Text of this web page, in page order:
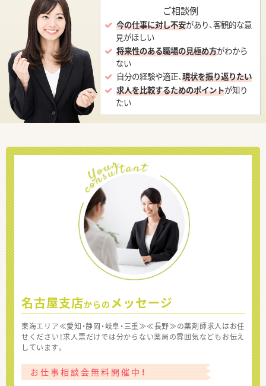
ご相談例
今の仕事に対し不安があり、客観的な意
見がほしい
将来性のある職場の見極め方がわから
ない
自分の経験や適正、現状を振り返りたい
求人を比較するためのポイントが知り
たい
名古屋支店からの メッセージ
東海エリア≪愛知・静岡・岐阜・三重≫≪長野≫の薬剤師求人はお任
せください！求人票だけでは分からない薬局の雰囲気などもお伝え
しています。
お仕事相談会無料開催中！